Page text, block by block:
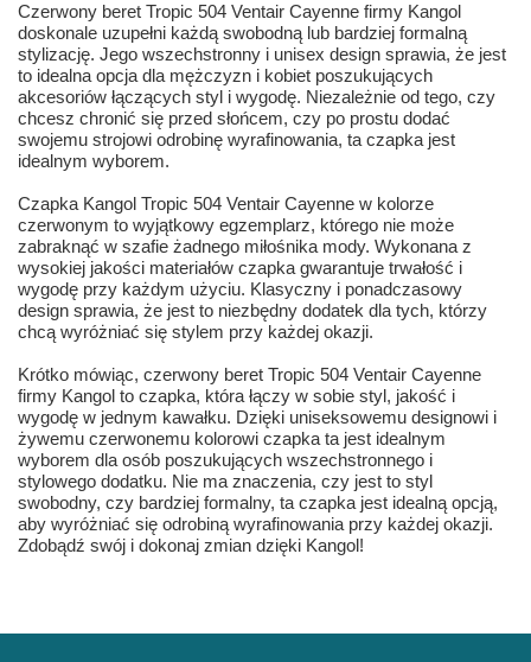
Czerwony beret Tropic 504 Ventair Cayenne firmy Kangol
doskonale uzupełni każdą swobodną lub bardziej formalną
stylizację. Jego wszechstronny i unisex design sprawia, że jest
to idealna opcja dla mężczyzn i kobiet poszukujących
akcesoriów łączących styl i wygodę. Niezależnie od tego, czy
chcesz chronić się przed słońcem, czy po prostu dodać
swojemu strojowi odrobinę wyrafinowania, ta czapka jest
idealnym wyborem.
Czapka Kangol Tropic 504 Ventair Cayenne w kolorze
czerwonym to wyjątkowy egzemplarz, którego nie może
zabraknąć w szafie żadnego miłośnika mody. Wykonana z
wysokiej jakości materiałów czapka gwarantuje trwałość i
wygodę przy każdym użyciu. Klasyczny i ponadczasowy
design sprawia, że jest to niezbędny dodatek dla tych, którzy
chcą wyróżniać się stylem przy każdej okazji.
Krótko mówiąc, czerwony beret Tropic 504 Ventair Cayenne
firmy Kangol to czapka, która łączy w sobie styl, jakość i
wygodę w jednym kawałku. Dzięki uniseksowemu designowi i
żywemu czerwonemu kolorowi czapka ta jest idealnym
wyborem dla osób poszukujących wszechstronnego i
stylowego dodatku. Nie ma znaczenia, czy jest to styl
swobodny, czy bardziej formalny, ta czapka jest idealną opcją,
aby wyróżniać się odrobiną wyrafinowania przy każdej okazji.
Zdobądź swój i dokonaj zmian dzięki Kangol!